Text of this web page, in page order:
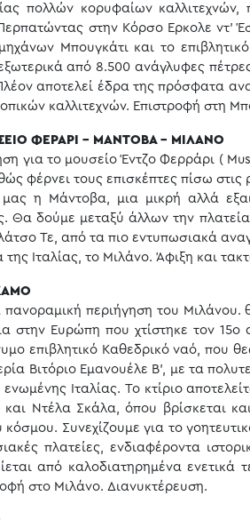
πολλών κορυφαίων
στην Κόρσο Ερκολε ντ’
Μπουγκάτι και το
από 8.500 ανάγλυφες
αποτελεί έδρα της πρόσφατα
καλλιτεχνών. Επιστροφή στη
ΦΕΡΑΡΙ - ΜΑΝΤΟΒΑ - ΜΙΛΑΝΟ
για το μουσείο Έντζο Φερράρι (
φέρνει τους επισκέπτες πίσω
η Μάντοβα, μια μικρή αλλά
Θα δούμε μεταξύ άλλων την
Τε, από τα πιο εντυπωσιακά
Ιταλίας, το Μιλάνο. Άφιξη και
πανοραμική περιήγηση του
στην Ευρώπη που χτίστηκε τον 15ο
επιβλητικό Καθεδρικό ναό, που
Βιτόριο Εμανουέλε Β’, με τα
Ιταλίας. Το κτίριο
και Ντέλα Σκάλα, όπου βρίσκεται
Συνεχίζουμε για το
πλατείες, ενδιαφέροντα
από καλοδιατηρημένα
στο Μιλάνο. Διανυκτέρευση.